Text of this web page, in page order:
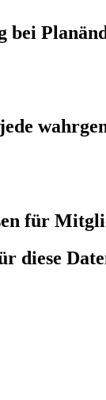
bei
für
diese